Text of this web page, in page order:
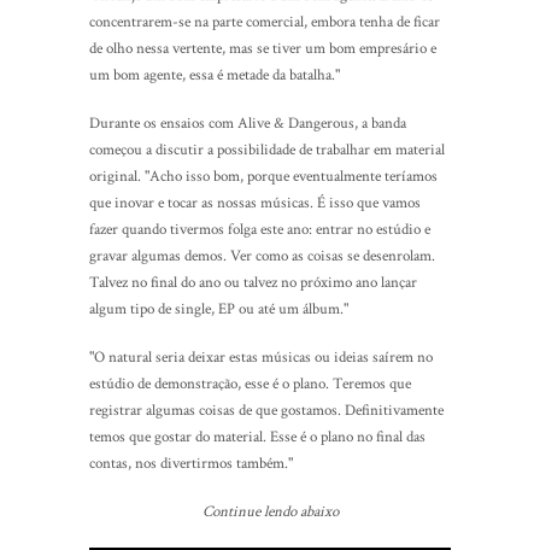
concentrarem-se na parte comercial, embora tenha de ficar
de olho nessa vertente, mas se tiver um bom empresário e
um bom agente, essa é metade da batalha."
Durante os ensaios com Alive & Dangerous, a banda
começou a discutir a possibilidade de trabalhar em material
original. "Acho isso bom, porque eventualmente teríamos
que inovar e tocar as nossas músicas. É isso que vamos
fazer quando tivermos folga este ano: entrar no estúdio e
gravar algumas demos. Ver como as coisas se desenrolam.
Talvez no final do ano ou talvez no próximo ano lançar
algum tipo de single, EP ou até um álbum."
"O natural seria deixar estas músicas ou ideias saírem no
estúdio de demonstração, esse é o plano. Teremos que
registrar algumas coisas de que gostamos. Definitivamente
temos que gostar do material. Esse é o plano no final das
contas, nos divertirmos também."
Continue lendo abaixo